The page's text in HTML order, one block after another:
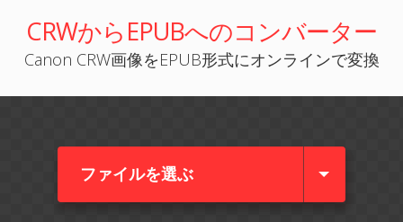
CRWからEPUBへのコンバーター
Canon CRW画像をEPUB形式にオンラインで変換
ファイルを選ぶ